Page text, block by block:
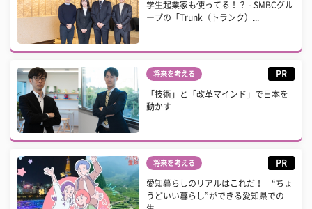
学生起業家も使ってる！？ - SMBCグル
ープの「Trunk（トランク）...
将来を考える PR
「技術」と「改革マインド」で日本を
動かす
将来を考える PR
愛知暮らしのリアルはこれだ！ “ちょ
うどいい暮らし”ができる愛知県での